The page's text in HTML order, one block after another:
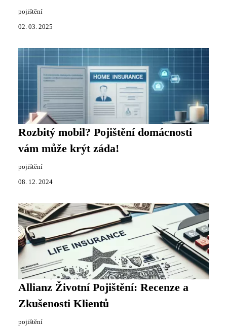
pojištění
02. 03. 2025
Rozbitý mobil? Pojištění domácnosti
vám může krýt záda!
pojištění
08. 12. 2024
Allianz Životní Pojištění: Recenze a
Zkušenosti Klientů
pojištění